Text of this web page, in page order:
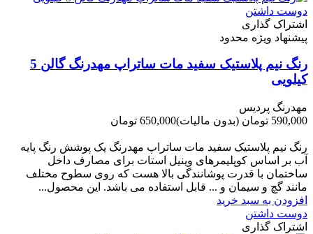
دوست داشتن
اشتراک گذاری
پیشنهاد ویژه محدود
رنگ نیم پلاستیک سفید مات ساتراپ مهدرنگ گالن 5
کیلویی
مهدرنگ پردیس
590,000 تومان
(بدون مالیات)650,000 تومان
رنگ نیم پلاستیک سفید مات ساتراپ مهدرنگ یک پوشش رنگ پایه
آب بر اساس کوپلیمرهای وینیل استات برای مصارف داخل
ساختمان با قدرت پوشانندگی بالا هست که روی سطوح مختلف
مانند گچ و سیمان و ... قابل استفاده می باشد. این محصول...
افزودن به سبد خرید
دوست داشتن
اشتراک گذاری